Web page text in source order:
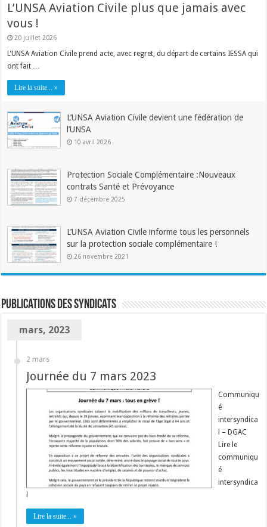
L’UNSA Aviation Civile plus que jamais avec
vous !
20 juillet 2026
L’UNSA Aviation Civile prend acte, avec regret, du départ de certains IESSA qui
ont fait …
Lire la suite... »
L’UNSA Aviation Civile devient une fédération de
l’UNSA
10 avril 2026
Protection Sociale Complémentaire :Nouveaux
contrats Santé et Prévoyance
7 décembre 2025
L’UNSA Aviation Civile informe tous les personnels
sur la protection sociale complémentaire !
26 novembre 2021
Publications des syndicats
mars, 2023
2 mars
Journée du 7 mars 2023
Communiqu
é
intersyndica
l – DGAC
Lire le
communiqu
é
intersyndica
Lire la suite... »